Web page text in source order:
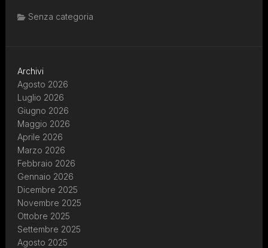
Senza categoria
Archivi
Agosto 2026
Luglio 2026
Giugno 2026
Maggio 2026
Aprile 2026
Marzo 2026
Febbraio 2026
Gennaio 2026
Dicembre 2025
Novembre 2025
Ottobre 2025
Settembre 2025
Agosto 2025